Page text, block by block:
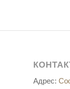
Адрес: